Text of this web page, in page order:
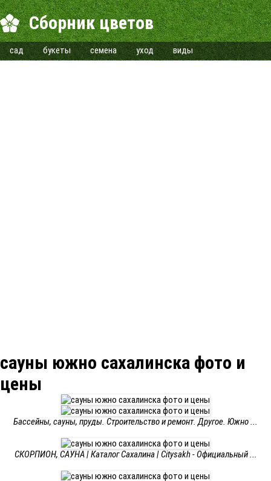
Сборник цветов
сад букеты семена уход виды
сауны южно сахалинска фото и
цены
Бассейны, сауны, пруды. Строительство и ремонт. Другое. Южно ...
СКОРПИОН, САУНА | Каталог Сахалина | Citysakh - Официальный ...